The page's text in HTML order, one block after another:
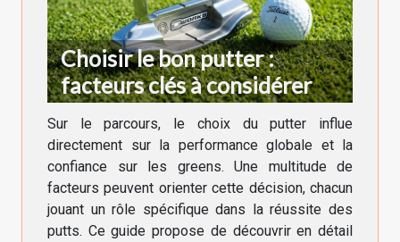
Choisir le bon putter :
facteurs clés à considérer
Sur le parcours, le choix du putter influe
directement sur la performance globale et la
confiance sur les greens. Une multitude de
facteurs peuvent orienter cette décision, chacun
jouant un rôle spécifique dans la réussite des
putts. Ce guide propose de découvrir en détail